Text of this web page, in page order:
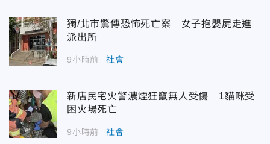
獨/北市驚傳恐怖死亡案 女子抱嬰屍走進
派出所
9小時前 社會
新店民宅火警濃煙狂竄無人受傷 1貓咪受
困火場死亡
9小時前 社會